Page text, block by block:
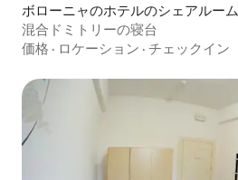
ボローニャのホテルのシェアルーム
混合ドミトリーの寝台
価格 · ロケーション · チェックイン